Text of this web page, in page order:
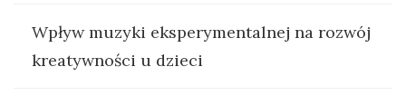
Wpływ muzyki eksperymentalnej na rozwój
kreatywności u dzieci